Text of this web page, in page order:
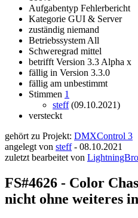
Aufgabentyp Fehlerbericht
Kategorie GUI & Server
zuständig niemand
Betriebssystem All
Schweregrad mittel
betrifft Version 3.3 Alpha x
fällig in Version 3.3.0
fällig am unbestimmt
Stimmen 1
steff(09.10.2021)
versteckt
gehört zu Projekt: DMXControl 3
angelegt von steff- 08.10.2021
zuletzt bearbeitet von
FS#4626 - Color
nicht ohne weiteres